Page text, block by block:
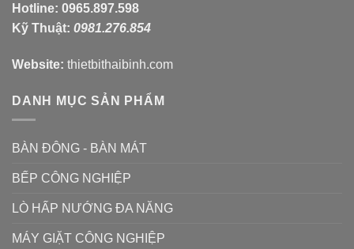
Hotline: 0965.897.598
Kỹ Thuật: 0981.276.854
Website: thietbithaibinh.com
DANH MỤC SẢN PHẨM
BÀN ĐÔNG - BÀN MÁT
BẾP CÔNG NGHIỆP
LÒ HẤP NƯỚNG ĐA NĂNG
MÁY GIẶT CÔNG NGHIỆP